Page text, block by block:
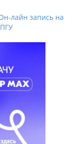
лайн запись на